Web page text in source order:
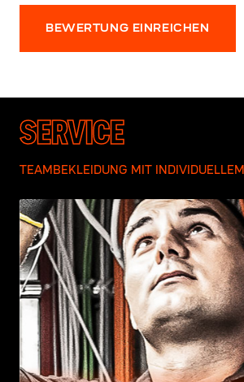
BEWERTUNG EINREICHEN
SERVICE
TEAMBEKLEIDUNG MIT